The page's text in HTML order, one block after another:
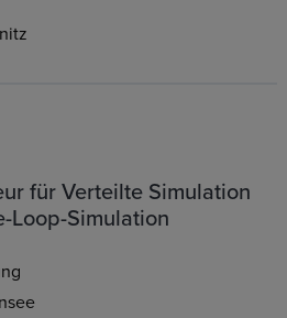
für Verteilte Simulation
Loop-Simulation